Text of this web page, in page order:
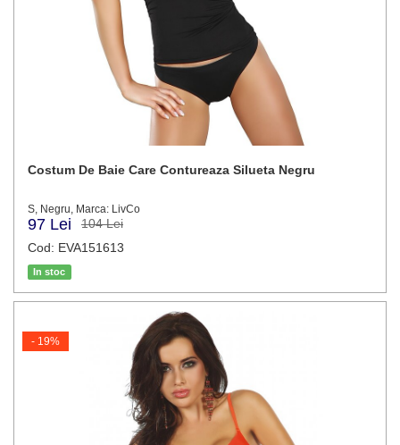
Costum De Baie Care Contureaza Silueta Negru
S, Negru, Marca: LivCo
97 Lei
104 Lei
Cod: EVA151613
In stoc
- 19%